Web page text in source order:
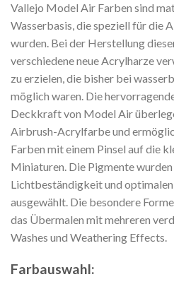
Vallejo Model Air Farben sind
Wasserbasis, die speziell für die
wurden. Bei der Herstellung
verschiedene neue Acrylharze
zu erzielen, die bisher bei
möglich waren. Die
Deckkraft von Model Air
Airbrush-Acrylfarbe und
Farben mit einem Pinsel auf die
Miniaturen. Die Pigmente
Lichtbeständigkeit und
ausgewählt. Die besondere
das Übermalen mit mehreren
Washes und Weathering Effects.
Farbauswahl: